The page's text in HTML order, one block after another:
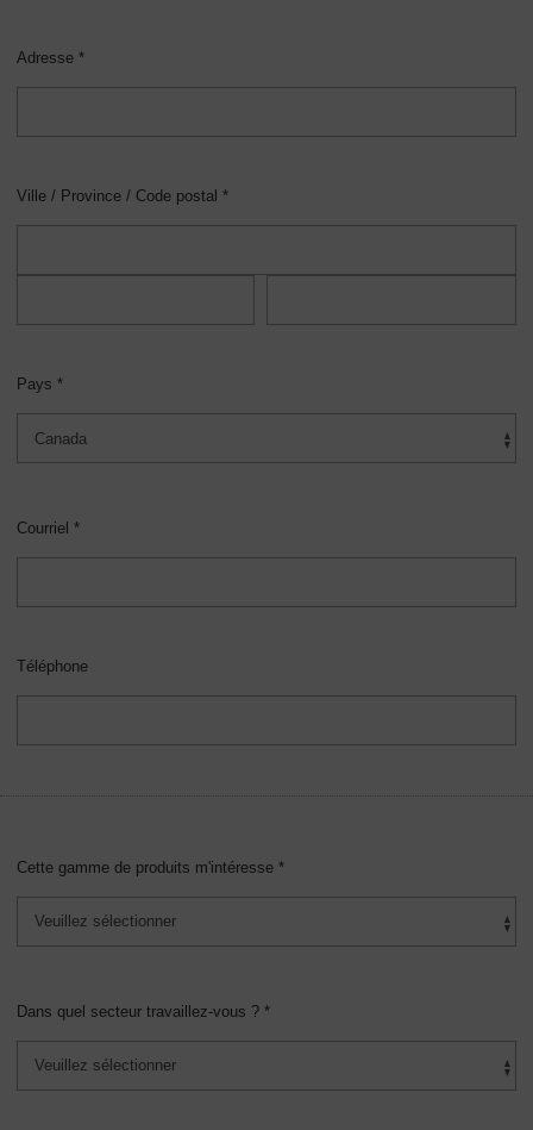
Adresse *
Ville / Province / Code postal *
Pays *
Courriel *
Téléphone
Cette gamme de produits m'intéresse *
Dans quel secteur travaillez-vous ? *